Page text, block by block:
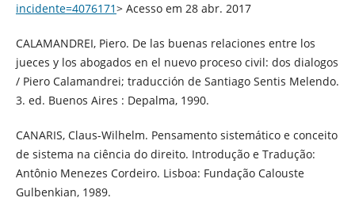
incidente=4076171> Acesso em 28 abr. 2017
CALAMANDREI, Piero. De las buenas relaciones entre los
jueces y los abogados en el nuevo proceso civil: dos dialogos
/ Piero Calamandrei; traducción de Santiago Sentis Melendo.
3. ed. Buenos Aires : Depalma, 1990.
CANARIS, Claus-Wilhelm. Pensamento sistemático e conceito
de sistema na ciência do direito. Introdução e Tradução:
Antônio Menezes Cordeiro. Lisboa: Fundação Calouste
Gulbenkian, 1989.